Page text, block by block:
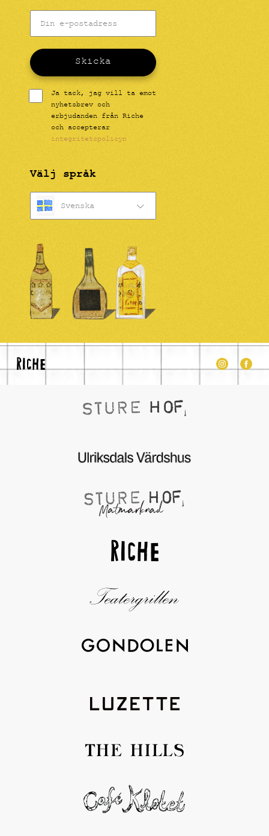
Skicka
Ja tack, jag vill ta emot
nyhetsbrev och
erbjudanden från Riche
och accepterar
integritetspolicyn
Välj språk
Svenska